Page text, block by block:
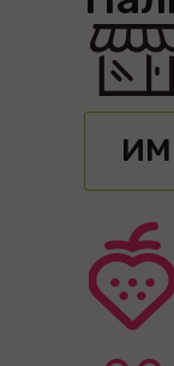
ИМ